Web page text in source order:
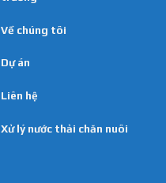
Về chúng tôi
Dự án
Liên hệ
Xử lý nước thải chăn nuôi